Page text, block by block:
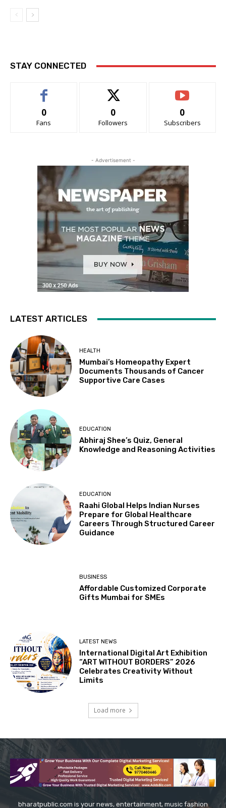
STAY CONNECTED
0
Fans
0
Followers
0
Subscribers
- Advertisement -
LATEST ARTICLES
HEALTH
Mumbai’s Homeopathy Expert
Documents Thousands of Cancer
Supportive Care Cases
EDUCATION
Abhiraj Shee’s Quiz, General
Knowledge and Reasoning Activities
EDUCATION
Raahi Global Helps Indian Nurses
Prepare for Global Healthcare
Careers Through Structured Career
Guidance
BUSINESS
Affordable Customized Corporate
Gifts Mumbai for SMEs
LATEST NEWS
International Digital Art Exhibition
“ART WITHOUT BORDERS” 2026
Celebrates Creativity Without
Limits
Load more
bharatpublic.com is your news, entertainment, music fashion